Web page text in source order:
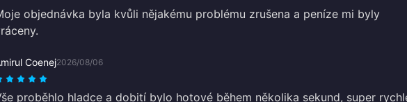
objednávka byla kvůli nějakému problému zrušena a peníze mi byly
Coenej2026/08/06
proběhlo hladce a dobití bylo hotové během několika sekund, super